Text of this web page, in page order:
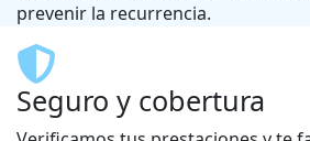
prevenir la recurrencia.
Seguro y cobertura